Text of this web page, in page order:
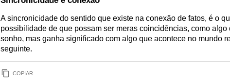
A sincronicidade do sentido que existe na conexão de fatos, é o
possibilidade de que possam ser meras coincidências, como algo
sonho, mas ganha significado com algo que acontece no mundo
seguinte.
COPIAR